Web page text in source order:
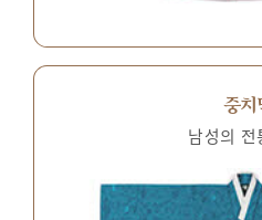
중치
남성의 전